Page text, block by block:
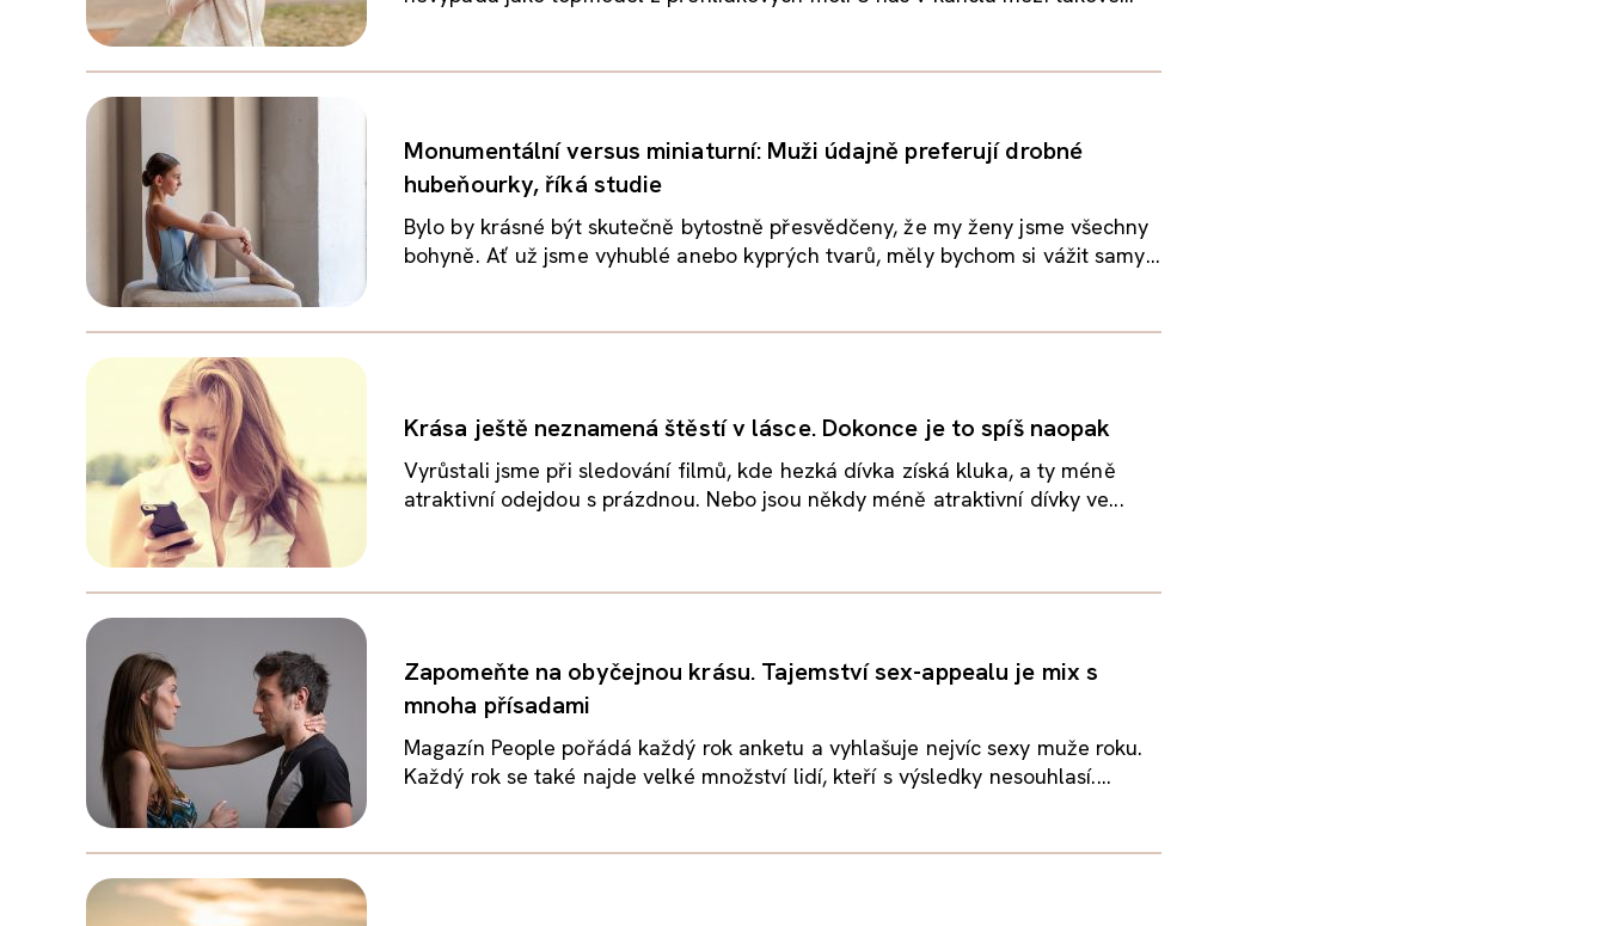
Monumentální versus miniaturní: Muži údajně preferují drobné
hubeňourky, říká studie
Bylo by krásné být skutečně bytostně přesvědčeny, že my ženy jsme všechny
bohyně. Ať už jsme vyhublé anebo kyprých tvarů, měly bychom si vážit samy...
Krása ještě neznamená štěstí v lásce. Dokonce je to spíš naopak
Vyrůstali jsme při sledování filmů, kde hezká dívka získá kluka, a ty méně
atraktivní odejdou s prázdnou. Nebo jsou někdy méně atraktivní dívky ve...
Zapomeňte na obyčejnou krásu. Tajemství sex-appealu je mix s
mnoha přísadami
Magazín People pořádá každý rok anketu a vyhlašuje nejvíc sexy muže roku.
Každý rok se také najde velké množství lidí, kteří s výsledky nesouhlasí....